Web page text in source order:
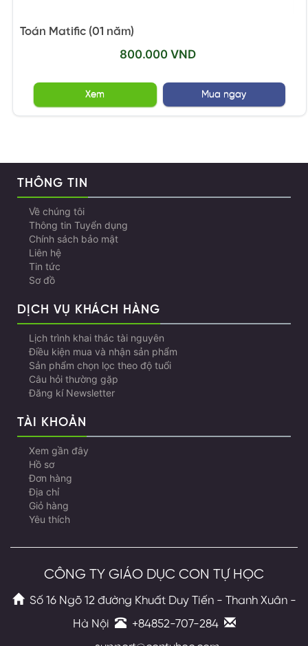
Toán Matific (01 năm)
800.000 VND
Xem Mua ngay
THÔNG TIN
Về chúng tôi
Thông tin Tuyển dụng
Chính sách bảo mật
Liên hệ
Tin tức
Sơ đồ
DỊCH VỤ KHÁCH HÀNG
Lịch trình khai thác tài nguyên
Điều kiện mua và nhận sản phẩm
Sản phẩm chọn lọc theo độ tuổi
Câu hỏi thường gặp
Đăng kí Newsletter
TÀI KHOẢN
Xem gần đây
Hồ sơ
Đơn hàng
Địa chỉ
Giỏ hàng
Yêu thích
CÔNG TY GIÁO DỤC CON TỰ HỌC
Số 16 Ngõ 12 đường Khuất Duy Tiến - Thanh Xuân -
Hà Nội
+84852-707-284